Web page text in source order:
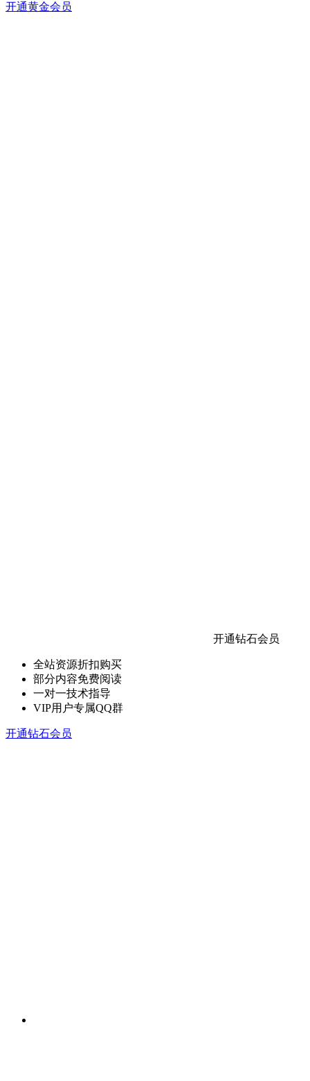
开通黄金会员
开通钻石会员
全站资源折扣购买
部分内容免费阅读
一对一技术指导
VIP用户专属QQ群
开通钻石会员